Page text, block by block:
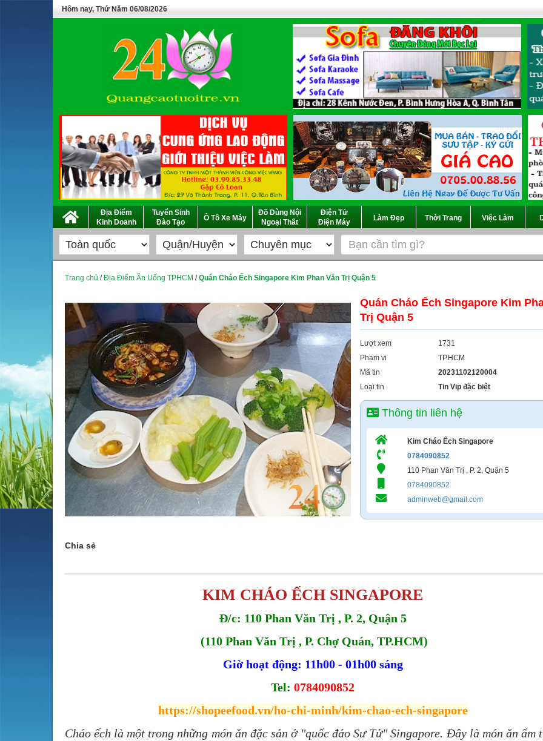
Hôm nay, Thứ Năm 06/08/2026
Địa Điểm
Kinh Doanh
Tuyển Sinh
Đào Tạo
Ô Tô Xe Máy
Đồ Dùng Nội
Ngoại Thất
Điện Tử
Điện Máy
Làm Đẹp Thời Trang Việc Làm
Trang chủ /Địa Điểm Ăn Uống TPHCM /Quán Cháo Ếch Singapore Kim Phan Văn Trị Quận 5
Chia sẻ
Quán Cháo Ếch Singapore Kim
Trị Quận 5
Lượt xem
1731
Phạm vi
TP.HCM
Mã tin
20231102120004
Loại tin
Tin Vip đặc biệt
Thông tin liên hệ
Kim Cháo Ếch Singapore
0784090852
110 Phan Văn Trị , P. 2, Quận 5
0784090852
adminweb@gmail.com
KIM CHÁO ẾCH SINGAPORE
Đ/c: 110 Phan Văn Trị , P. 2, Quận 5
(110 Phan Văn Trị , P. Chợ Quán, TP.HCM)
Giờ hoạt động: 11h00 - 01h00 sáng
Tel: 0784090852
https://shopeefood.vn/ho-chi-minh/kim-chao-ech-singapore
Cháo ếch là một trong những món ăn đặc sản ở "quốc đảo Sư Tử" Singapore. Đây là món ăn ẩm